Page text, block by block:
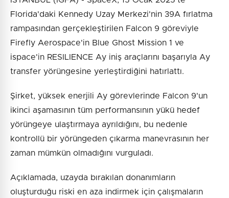
Florida'daki Kennedy Uzay Merkezi'nin 39A fırlatma
rampasından gerçekleştirilen Falcon 9 göreviyle
Firefly Aerospace'in Blue Ghost Mission 1 ve
ispace'in RESILIENCE Ay iniş araçlarını başarıyla Ay
transfer yörüngesine yerleştirdiğini hatırlattı.
Şirket, yüksek enerjili Ay görevlerinde Falcon 9'un
ikinci aşamasının tüm performansının yükü hedef
yörüngeye ulaştırmaya ayrıldığını, bu nedenle
kontrollü bir yörüngeden çıkarma manevrasının her
zaman mümkün olmadığını vurguladı.
Açıklamada, uzayda bırakılan donanımların
oluşturduğu riski en aza indirmek için çalışmaların